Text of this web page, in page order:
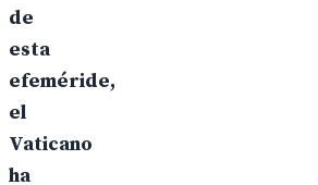
de
esta
efeméride,
el
Vaticano
ha